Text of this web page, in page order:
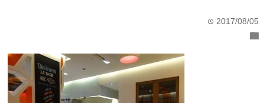
time 2017/08/05
folder